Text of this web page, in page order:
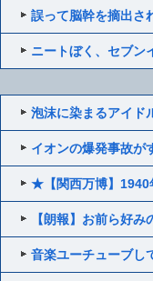
誤って脳幹を摘出さ
ニートぼく、セブン
泡沫に染まるアイド
イオンの爆発事故が
★【関西万博】1940
【朗報】お前ら好
音楽ユーチューブし